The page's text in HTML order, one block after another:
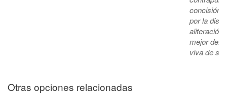
concisión
por la
aliteración
mejor
viva de su
Otras opciones relacionadas